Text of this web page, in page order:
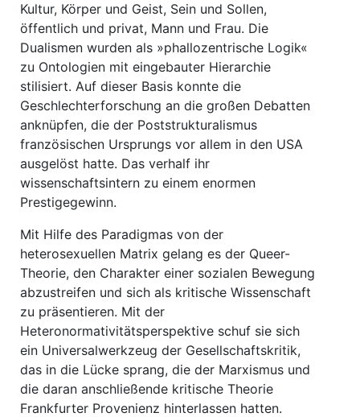
Kultur, Körper und Geist, Sein und Sollen,
öffentlich und privat, Mann und Frau. Die
Dualismen wurden als »phallozentrische Logik«
zu Ontologien mit eingebauter Hierarchie
stilisiert. Auf dieser Basis konnte die
Geschlechterforschung an die großen Debatten
anknüpfen, die der Poststrukturalismus
französischen Ursprungs vor allem in den USA
ausgelöst hatte. Das verhalf ihr
wissenschaftsintern zu einem enormen
Prestigegewinn.
Mit Hilfe des Paradigmas von der
heterosexuellen Matrix gelang es der Queer-
Theorie, den Charakter einer sozialen Bewegung
abzustreifen und sich als kritische Wissenschaft
zu präsentieren. Mit der
Heteronormativitätsperspektive schuf sie sich
ein Universalwerkzeug der Gesellschaftskritik,
das in die Lücke sprang, die der Marxismus und
die daran anschließende kritische Theorie
Frankfurter Provenienz hinterlassen hatten.